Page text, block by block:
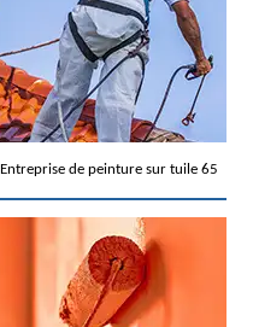
Entreprise de peinture sur tuile 65